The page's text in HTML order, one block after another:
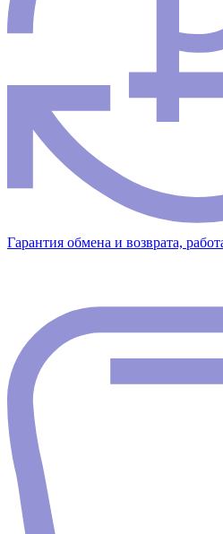
Гарантия обмена и возврата,